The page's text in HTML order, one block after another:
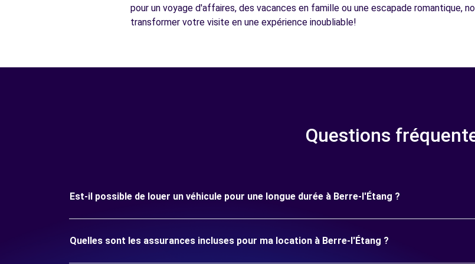
pour un voyage d'affaires, des vacances en famille ou une escapade romantique,
transformer votre visite en une expérience inoubliable!
Questions
Est-il possible de louer un véhicule pour une longue durée à Berre-l'Étang ?
Quelles sont les assurances incluses pour ma location à Berre-l'Étang ?